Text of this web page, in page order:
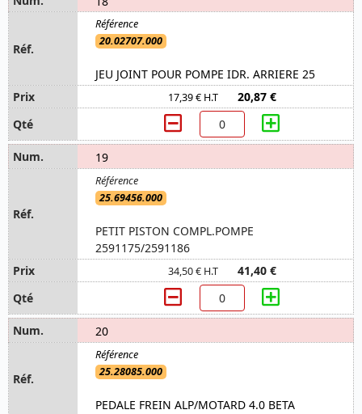
20.02707.000
JEU JOINT POUR POMPE IDR. ARRIERE 25
17,39 € H.T 20,87 €
19
25.69456.000
PETIT PISTON COMPL.POMPE
2591175/2591186
34,50 € H.T 41,40 €
20
25.28085.000
PEDALE FREIN ALP/MOTARD 4.0 BETA